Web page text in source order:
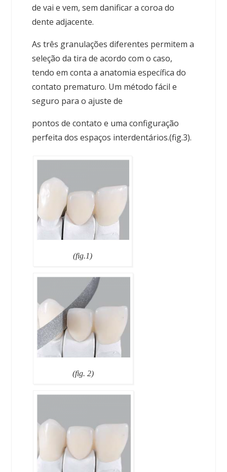
de vai e vem, sem danificar a coroa do
dente adjacente.
As três granulações diferentes permitem a
seleção da tira de acordo com o caso,
tendo em conta a anatomia específica do
contato prematuro. Um método fácil e
seguro para o ajuste de
pontos de contato e uma configuração
perfeita dos espaços interdentários.(fig.3).
(fig.1)
(fig. 2)